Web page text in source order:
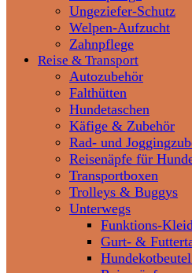
Ungeziefer-Schutz
Welpen-Aufzucht
Zahnpflege
Reise & Transport
Autozubehör
Falthütten
Hundetaschen
Käfige & Zubehör
Rad- und
Reisenäpfe für
Transportboxen
Trolleys & Buggys
Unterwegs
Funktions-
Gurt- &